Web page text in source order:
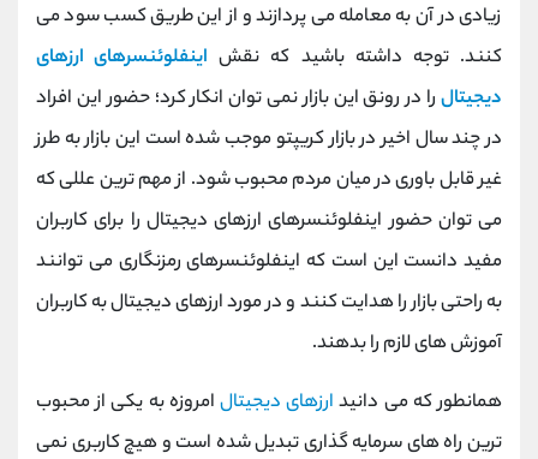
زیادی در آن به معامله می پردازند و از این طریق کسب سود می
کنند. توجه داشته باشید که نقش اینفلوئنسرهای ارزهای
دیجیتال را در رونق این بازار نمی توان انکار کرد؛ حضور این افراد
در چند سال اخیر در بازار کریپتو موجب شده است این بازار به طرز
غیر قابل باوری در میان مردم محبوب شود. از مهم ترین عللی که
می توان حضور اینفلوئنسرهای ارزهای دیجیتال را برای کاربران
مفید دانست این است که اینفلوئنسرهای رمزنگاری می توانند
به راحتی بازار را هدایت کنند و در مورد ارزهای دیجیتال به کاربران
آموزش های لازم را بدهند.
همانطور که می دانید ارزهای دیجیتال امروزه به یکی از محبوب
ترین راه های سرمایه گذاری تبدیل شده است و هیچ کاربری نمی
بدون پیش شماره 90001030
اینستاگرام @alireza.mehrabii
کانال تلگرام @alirezamehrabi_com